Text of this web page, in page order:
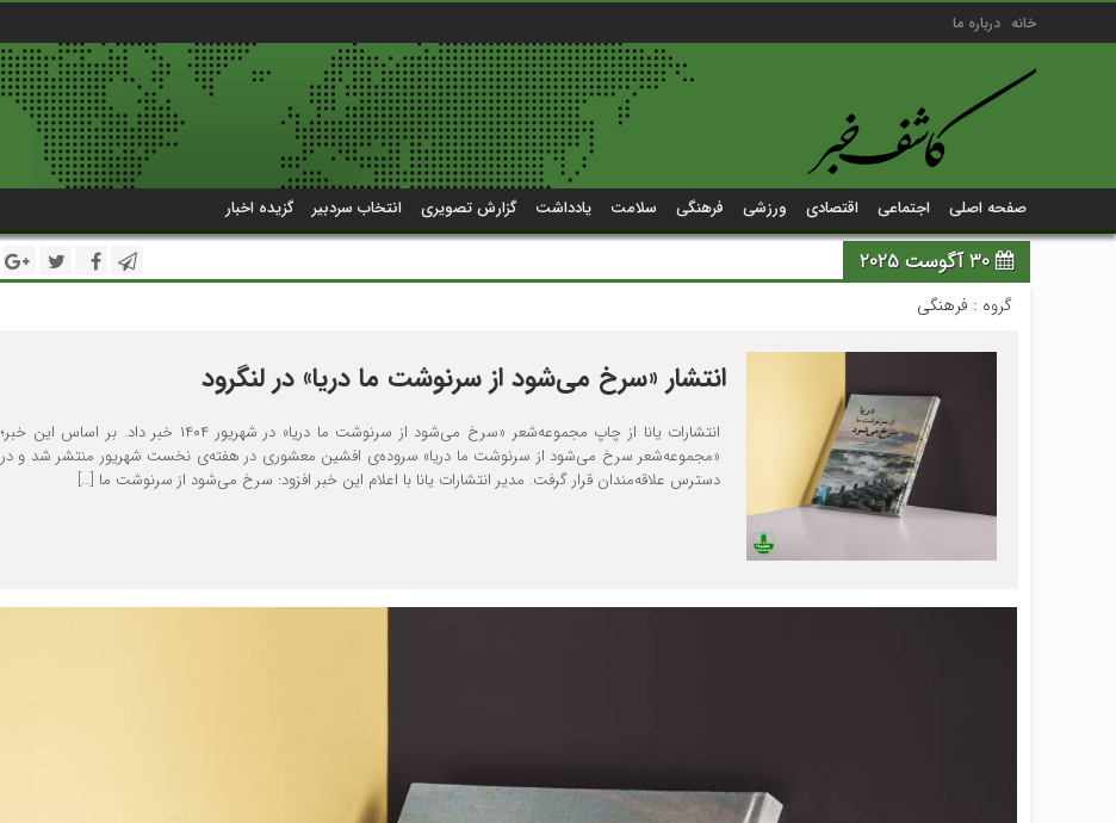
خانه درباره ما
صفحه اصلی اجتماعی اقتصادی ورزشی فرهنگی سلامت یادداشت گزارش تصویری انتخاب سردبیر گزیده اخبار
30 آگوست 2025
گروه : فرهنگی
انتشار «سرخ می‌شود از سرنوشت ما دریا» در لنگرود
انتشارات یانا از چاپ مجموعه‌شعر «سرخ می‌شود از سرنوشت ما دریا» در شهریور ۱۴۰۴ خبر داد. بر اساس این خبر؛
«مجموعه‌شعر سرخ می‌شود از سرنوشت ما دریا» سروده‌ی افشین معشوری در هفته‌ی نخست شهریور منتشر شد و در
دسترس علاقه‌مندان قرار گرفت. مدیر انتشارات یانا با اعلام این خبر افزود: سرخ می‌شود از سرنوشت ما […]